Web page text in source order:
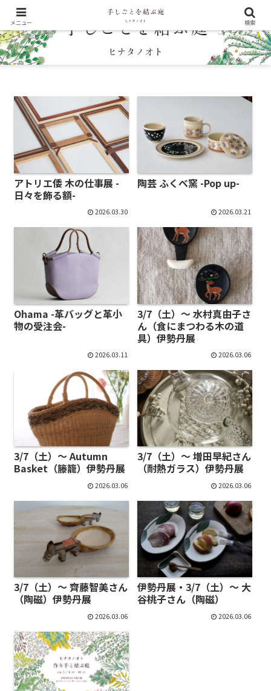
アトリエ倭 木の仕事展 -
日々を飾る額-
2026.03.30
陶芸 ふくべ窯 -Pop up-
2026.03.21
Ohama -革バッグと革小
物の受注会-
2026.03.11
3/7（土）～ 水村真由子さ
ん（食にまつわる木の道
具）伊勢丹展
2026.03.06
3/7（土）～ Autumn
Basket（籐籠）伊勢丹展
2026.03.06
3/7（土）～ 増田早紀さん
（耐熱ガラス）伊勢丹展
2026.03.06
3/7（土）～ 齊藤智美さん
（陶磁）伊勢丹展
2026.03.06
伊勢丹展・3/7（土）～ 大
谷桃子さん（陶磁）
2026.03.06
メニュー 検索